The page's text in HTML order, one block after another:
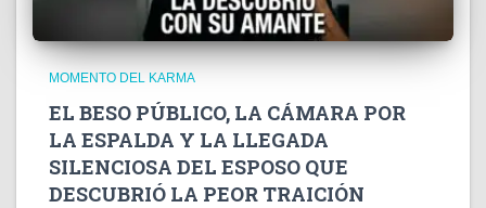
MOMENTO DEL KARMA
EL BESO PÚBLICO, LA CÁMARA POR
LA ESPALDA Y LA LLEGADA
SILENCIOSA DEL ESPOSO QUE
DESCUBRIÓ LA PEOR TRAICIÓN